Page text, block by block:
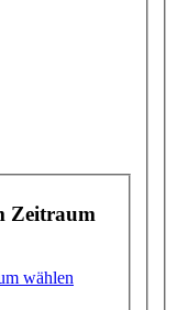
Zeitraum